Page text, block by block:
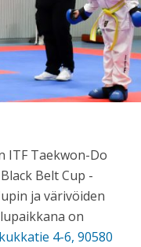
ITF Taekwon-Do
Belt Cup -
ja värivöiden
on
4-6, 90580